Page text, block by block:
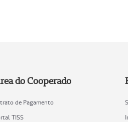
do Cooperado
de Pagamento
TISS